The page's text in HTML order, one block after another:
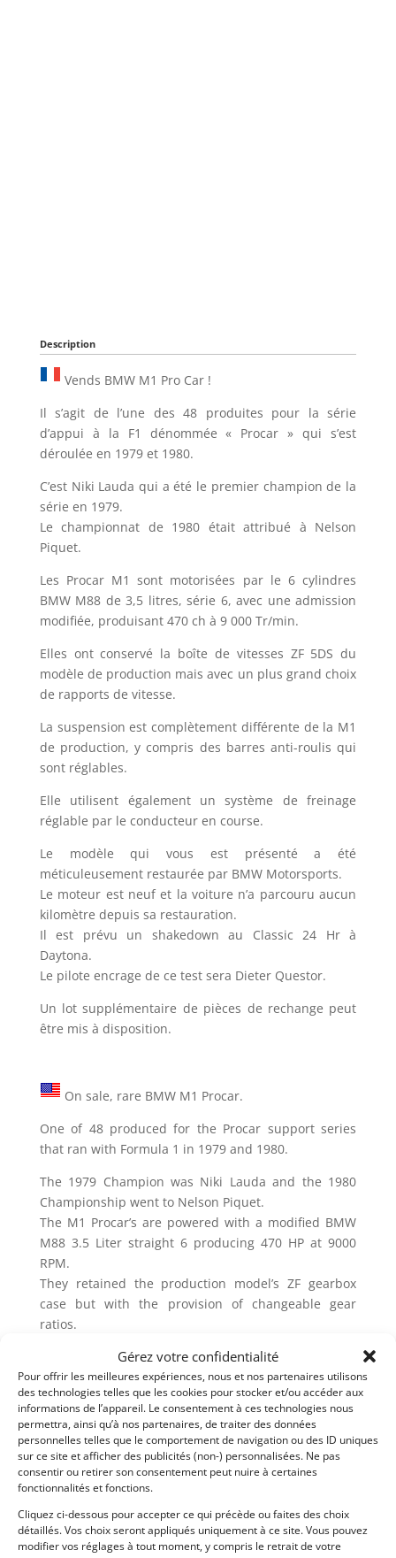
Gérez votre confidentialité
Pour offrir les meilleures expériences, nous et nos partenaires utilisons
des technologies telles que les cookies pour stocker et/ou accéder aux
informations de l’appareil. Le consentement à ces technologies nous
permettra, ainsi qu’à nos partenaires, de traiter des données
personnelles telles que le comportement de navigation ou des ID uniques
sur ce site et afficher des publicités (non-) personnalisées. Ne pas
consentir ou retirer son consentement peut nuire à certaines
fonctionnalités et fonctions.
Cliquez ci-dessous pour accepter ce qui précède ou faites des choix
détaillés. Vos choix seront appliqués uniquement à ce site. Vous pouvez
modifier vos réglages à tout moment, y compris le retrait de votre
Description
Vends BMW M1 Pro Car !
Il s’agit de l’une des 48 produites pour la série
d’appui à la F1 dénommée « Procar » qui s’est
déroulée en 1979 et 1980.
C’est Niki Lauda qui a été le premier champion de la
série en 1979.
Le championnat de 1980 était attribué à Nelson
Piquet.
Les Procar M1 sont motorisées par le 6 cylindres
BMW M88 de 3,5 litres, série 6, avec une admission
modifiée, produisant 470 ch à 9 000 Tr/min.
Elles ont conservé la boîte de vitesses ZF 5DS du
modèle de production mais avec un plus grand choix
de rapports de vitesse.
La suspension est complètement différente de la M1
de production, y compris des barres anti-roulis qui
sont réglables.
Elle utilisent également un système de freinage
réglable par le conducteur en course.
Le modèle qui vous est présenté a été
méticuleusement restaurée par BMW Motorsports.
Le moteur est neuf et la voiture n’a parcouru aucun
kilomètre depuis sa restauration.
Il est prévu un shakedown au Classic 24 Hr à
Daytona.
Le pilote encrage de ce test sera Dieter Questor.
Un lot supplémentaire de pièces de rechange peut
être mis à disposition.
On sale, rare BMW M1 Procar.
One of 48 produced for the Procar support series
that ran with Formula 1 in 1979 and 1980.
The 1979 Champion was Niki Lauda and the 1980
Championship went to Nelson Piquet.
The M1 Procar’s are powered with a modified BMW
M88 3.5 Liter straight 6 producing 470 HP at 9000
RPM.
They retained the production model’s ZF gearbox
case but with the provision of changeable gear
ratios.
production M1’s including adjustable anti-roll bars.
They also utilize a racing brake system driver
adjustable brake bias.
This car has been meticulously restored by BMW
Motorsports.
The engine is new and the car has no miles on since
It is scheduled for a shakedown run at the Classic 24
Hr at Daytona.